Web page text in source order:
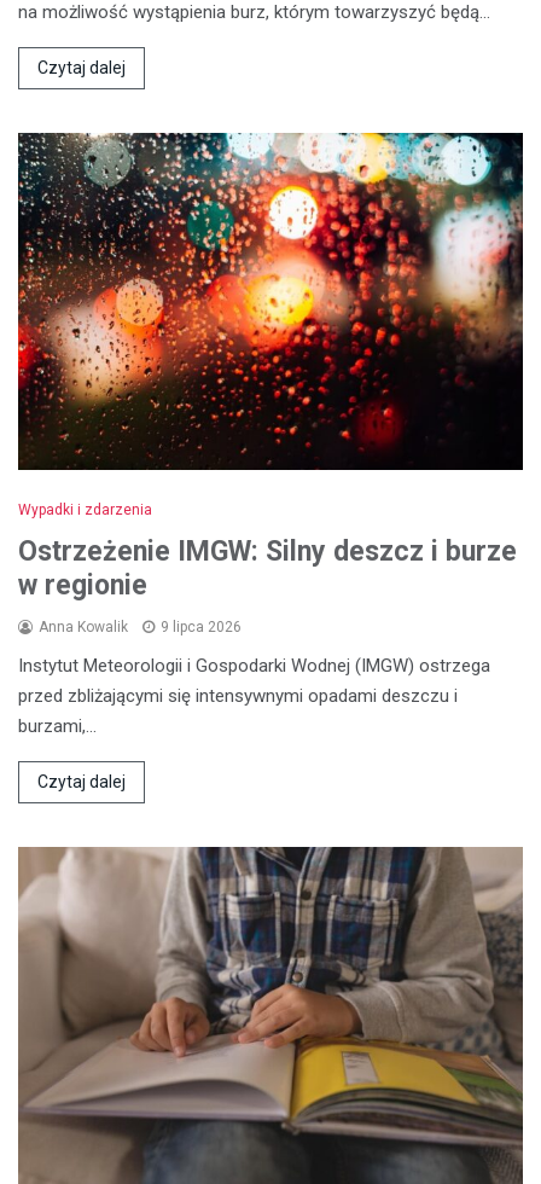
na możliwość wystąpienia burz, którym towarzyszyć będą…
Czytaj dalej
Wypadki i zdarzenia
Ostrzeżenie IMGW: Silny deszcz i burze
w regionie
Anna Kowalik 9 lipca 2026
Instytut Meteorologii i Gospodarki Wodnej (IMGW) ostrzega
przed zbliżającymi się intensywnymi opadami deszczu i
burzami,…
Czytaj dalej